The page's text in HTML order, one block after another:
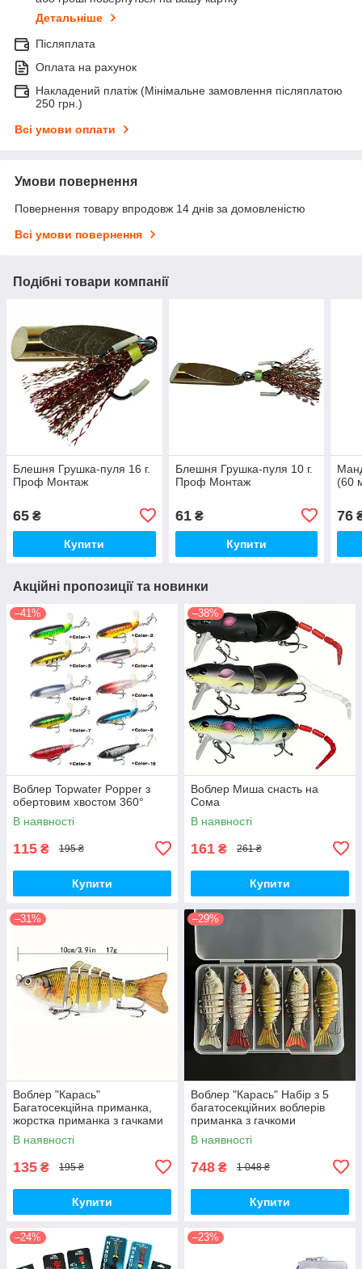
Детальніше
Післяплата
Оплата на рахунок
Накладений платіж (Мінімальне замовлення післяплатою
250 грн.)
Всі умови оплати
Умови повернення
Повернення товару впродовж 14 днів за домовленістю
Всі умови повернення
Подібні товари компанії
Блешня Грушка-пуля 16 г.
Проф Монтаж
65 ₴
Купити
Блешня Грушка-пуля 10 г.
Проф Монтаж
61₴
Купити
(60
76
Акційні пропозиції та новинки
–41%
Воблер Topwater Popper з
обертовим хвостом 360°
В наявності
115 ₴ 195 ₴
Купити
–38%
Воблер Миша снасть на
Сома
В наявності
161 ₴ 261 ₴
Купити
–31%
Воблер "Карась"
Багатосекційна приманка,
жорстка приманка з гачками
В наявності
135 ₴ 195 ₴
Купити
–29%
Воблер "Карась" Набір з 5
багатосекційних воблерів
приманка з гачкоми
В наявності
748 ₴ 1 048 ₴
Купити
–24% –23%